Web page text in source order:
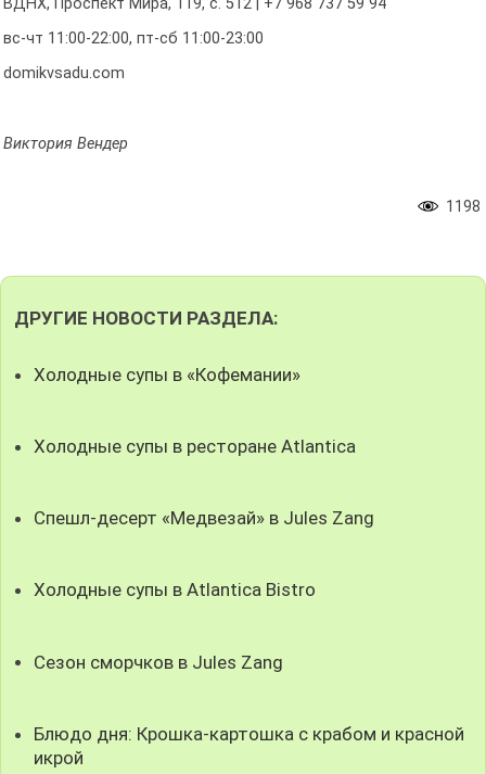
вс-чт 11:00-22:00, пт-сб 11:00-23:00
domikvsadu.com
Виктория Вендер
1198
ДРУГИЕ НОВОСТИ РАЗДЕЛА:
Холодные супы в «Кофемании»
Холодные супы в ресторане Atlantica
Спешл-десерт «Медвезай» в Jules Zang
Холодные супы в Atlantica Bistro
Сезон сморчков в Jules Zang
Блюдо дня: Крошка-картошка с крабом и красной
икрой